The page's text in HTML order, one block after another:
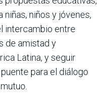
niños y jóvenes,
intercambio entre
de amistad y
Latina, y seguir
para el diálogo